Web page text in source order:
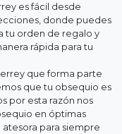
es fácil desde
donde puedes
tu orden de regalo y
rápida para tu
que forma parte
que tu obsequio es
por esta razón nos
en óptimas
para siempre